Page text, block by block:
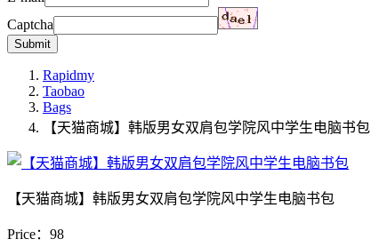
Captcha
Submit
Rapidmy
Taobao
Bags
【天猫商城】韩版男女双肩包学院风中学生电脑书包
【天猫商城】韩版男女双肩包学院风中学生电脑书包
Price： 98